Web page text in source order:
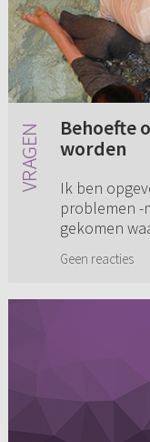
Behoefte
worden
Ik ben
problemen -
gekomen
heb ik op e...
Geen reacties